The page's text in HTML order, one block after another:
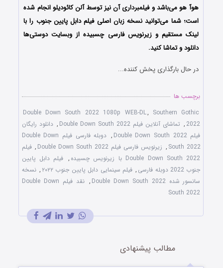
هوآ هو می‌باشد و فیلمبرداری آن نیز توسط آلن کائودیلو انجام شده
است؛ شما می‌توانید نسخه زبان اصلی فیلم دابل پایین جنوب را با
‌لینک مستقیم و زیرنویس فارسی چسبیده از وبسایت دوستی‌ها
دانلود و تماشا کنید.
در حال بارگذاری پخش کننده...
برچسب ها
Double Down South 2022 1080p WEB-DL, Southern Gothic
2022
, تماشای آنلاین فیلم Double Down South 2022 , دانلود رایگان
فیلم Double Down South 2022
,
دوبله فارسی فیلم Double Down
South 2022
, زیرنویس فارسی فیلم Double Down South 2022 , فیلم
Double Down South 2022 با زیرنویس چسبیده
, فیلم دابل پایین
جنوب 2022 دوبله فارسی
, فیلم سینمایی دابل پایین جنوب ۲۰۲۲ , نسخه
سانسور شده Double Down South 2022
,
نقد فیلم Double Down
South 2022
مطالب پیشنهادی